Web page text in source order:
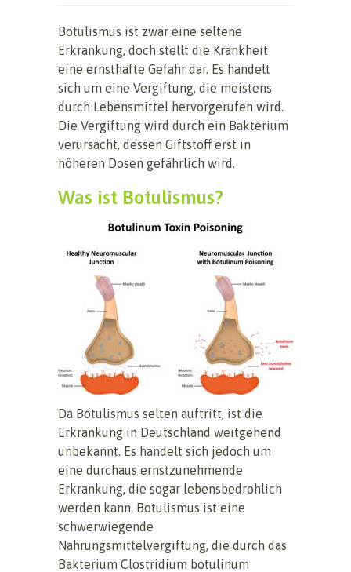
Botulismus ist zwar eine seltene
Erkrankung, doch stellt die Krankheit
eine ernsthafte Gefahr dar. Es handelt
sich um eine Vergiftung, die meistens
durch Lebensmittel hervorgerufen wird.
Die Vergiftung wird durch ein Bakterium
verursacht, dessen Giftstoff erst in
höheren Dosen gefährlich wird.
Was ist Botulismus?
Da Botulismus selten auftritt, ist die
Erkrankung in Deutschland weitgehend
unbekannt. Es handelt sich jedoch um
eine durchaus ernstzunehmende
Erkrankung, die sogar lebensbedrohlich
werden kann. Botulismus ist eine
schwerwiegende
Nahrungsmittelvergiftung, die durch das
Bakterium Clostridium botulinum